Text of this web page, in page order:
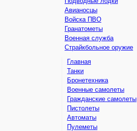
Авианосцы
Войска ПВО
Гранатометы
Военная служба
Страйкбольное оружие
Главная
Танки
Бронетехника
Военные самолеты
Гражданские самолеты
Пистолеты
Автоматы
Пулеметы